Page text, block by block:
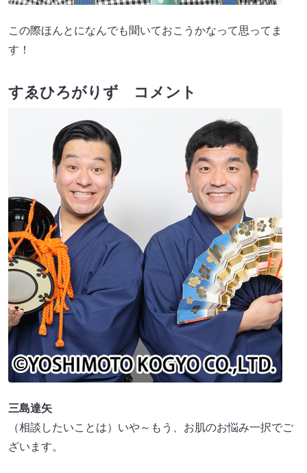
この際ほんとになんでも聞いておこうかなって思ってま
す！
すゑひろがりず コメント
三島達矢
（相談したいことは）いや～もう、お肌のお悩み一択でご
ざいます。